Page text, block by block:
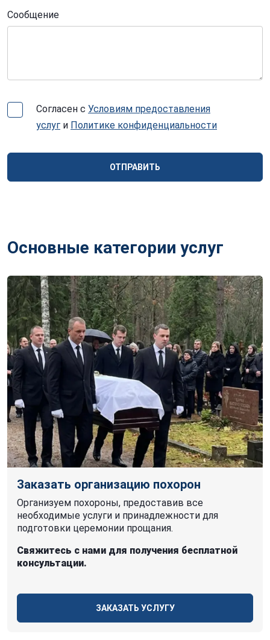
Сообщение
Согласен с Условиям предоставления
услуг и Политике конфиденциальности
ОТПРАВИТЬ
Основные категории услуг
Заказать организацию похорон
Организуем похороны, предоставив все
необходимые услуги и принадлежности для
подготовки церемонии прощания.
Свяжитесь с нами для получения бесплатной
консультации.
ЗАКАЗАТЬ УСЛУГУ